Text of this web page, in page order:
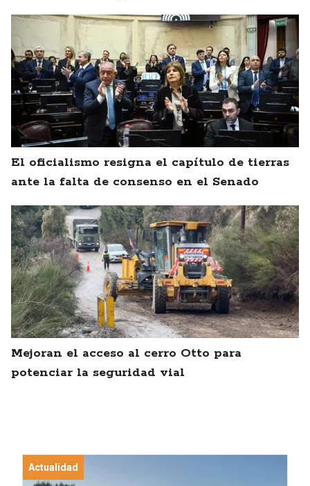
El oficialismo resigna el capítulo de tierras
ante la falta de consenso en el Senado
Mejoran el acceso al cerro Otto para
potenciar la seguridad vial
Actualidad